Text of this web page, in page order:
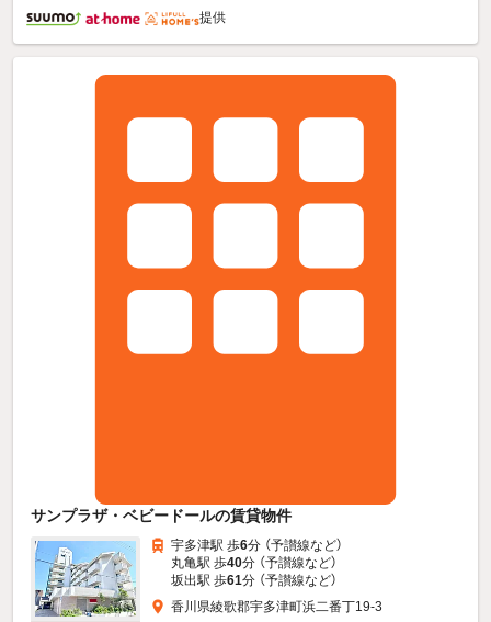
提供
サンプラザ・ベビードールの賃貸物件
宇多津駅 歩6分 （予讃線など）
丸亀駅 歩40分 （予讃線など）
坂出駅 歩61分 （予讃線など）
香川県綾歌郡宇多津町浜二番丁19-3